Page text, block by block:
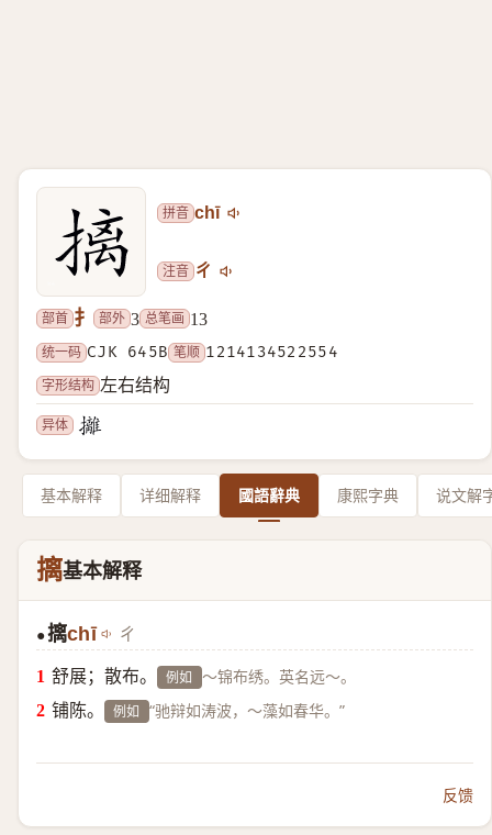
拼音 chī
注音 ㄔ
部首 扌 部外 3 总笔画 13
统一码 CJK 645B 笔顺 1214134522554
字形结构 左右结构
异体
基本解释 详细解释 國語辭典 康熙字典 说文解
摛基本解释
●摛chī ㄔ
舒展；散布。 例如 ～锦布绣。英名远～。
铺陈。 例如 “驰辩如涛波，～藻如春华。”
反馈